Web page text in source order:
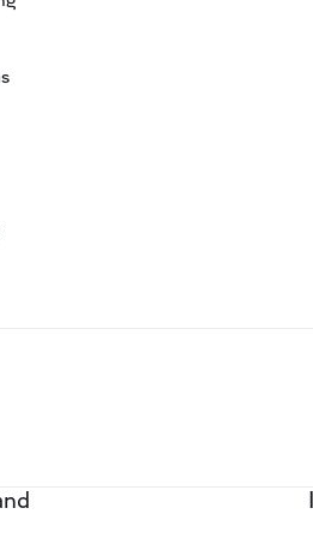
- 17.30
📧